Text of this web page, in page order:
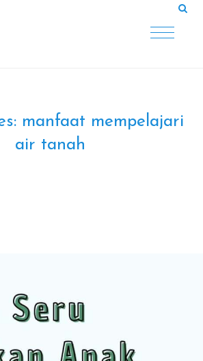
manfaat mempelajari
air tanah